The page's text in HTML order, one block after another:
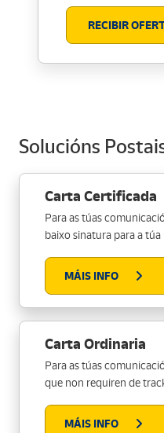
RECIBIR
Solucións
Carta Certificada
Para as túas
baixo sinatura para a
MÁIS INFO
Carta Ordinaria
Para as túas
que non requiren de
MÁIS INFO